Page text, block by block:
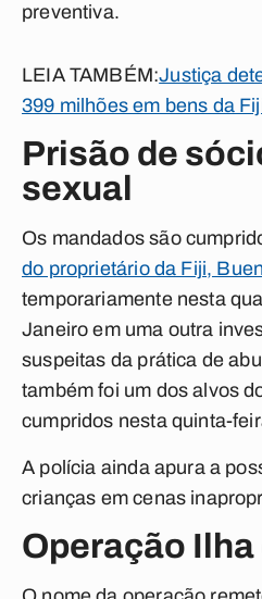
preventiva.
LEIA TAMBÉM:Justiça
399 milhões em bens da
Prisão de
sexual
Os mandados são
do proprietário da Fiji,
temporariamente nesta
Janeiro em uma outra
suspeitas da prática de
também foi um dos alvos
cumpridos nesta quinta-
A polícia ainda apura a
crianças em cenas
Operação